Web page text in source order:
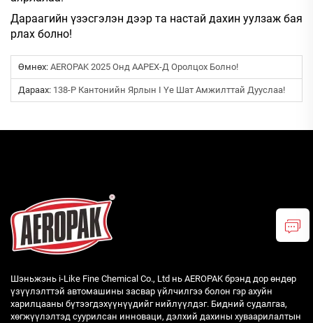
Дараагийн үзэсгэлэн дээр та настай дахин уулзаж бая
рлах болно!
Өмнөх: AEROPAK 2025 Онд AAPEX-Д Оролцох Болно!
Дараах: 138-Р Кантонийн Ярлын I Үе Шат Амжилттай Дууслаа!
Шэньжэнь i-Like Fine Chemical Co., Ltd нь AEROPAK брэнд дор өндөр
үзүүлэлттэй автомашины засвар үйлчилгээ болон гэр ахуйн
харилцааны бүтээгдэхүүнүүдийг нийлүүлдэг. Бидний судалгаа,
хөгжүүлэлтэд суурилсан инноваци, дэлхий дахины хуваарилалтын